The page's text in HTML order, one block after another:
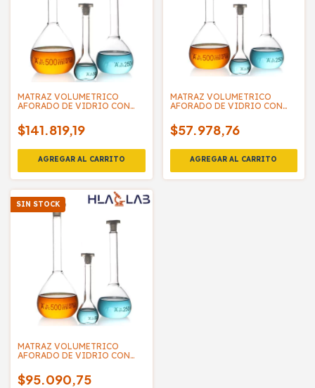
MATRAZ VOLUMETRICO
AFORADO DE VIDRIO CON
$141.819,19
MATRAZ VOLUMETRICO
AFORADO DE VIDRIO CON
$57.978,76
SIN STOCK
MATRAZ VOLUMETRICO
AFORADO DE VIDRIO CON
$95.090,75